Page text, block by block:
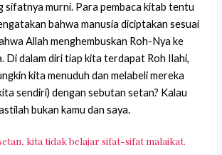
sifatnya murni. Para pembaca kitab tentu
bahwa manusia diciptakan sesuai
Allah menghembuskan Roh-Nya ke
Di dalam diri tiap kita terdapat Roh Ilahi,
kita menuduh dan melabeli mereka
sendiri) dengan sebutan setan? Kalau
bukan kamu dan saya.
kita tidak belajar sifat-sifat malaikat.